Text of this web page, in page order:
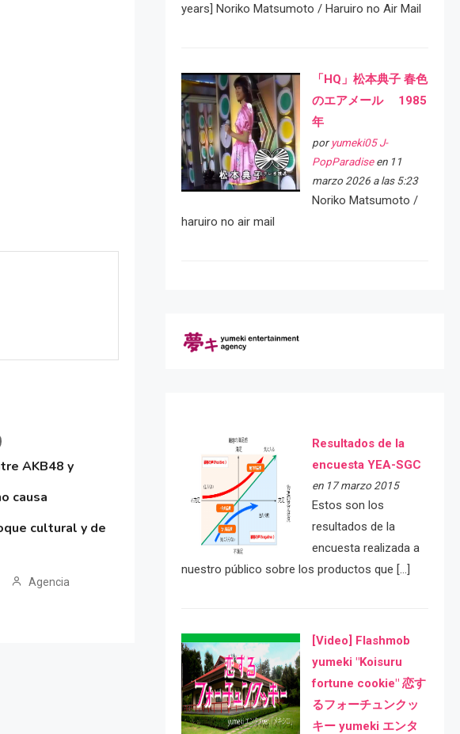
AKB48 y
causa
cultural y de
Agencia
years] Noriko Matsumoto / Haruiro no Air Mail
「HQ」松本典子 春色
のエアメール 1985
年
por yumeki05 J-
PopParadiseen 11
marzo 2026 a las 5:23
Noriko Matsumoto /
haruiro no air mail
Resultados de la
encuesta YEA-SGC
en 17 marzo 2015
Estos son los
resultados de la
encuesta realizada a
nuestro público sobre los productos que […]
[Video] Flashmob
yumeki "Koisuru
fortune cookie" 恋す
るフォーチュンクッ
キー yumeki エンタ